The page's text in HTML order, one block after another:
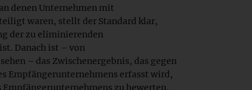
denen Unternehmen mit
waren, stellt der Standard klar,
der zu eliminierenden
Danach ist – von
– das Zwischenergebnis, das gegen
Empfängerunternehmens erfasst wird,
zu bewerten,